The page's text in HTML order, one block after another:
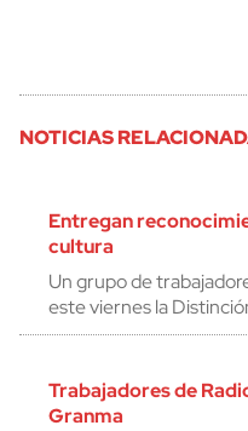
NOTICIAS
Entregan
cultura
Un grupo de
este viernes la
Trabajadores de
Granma